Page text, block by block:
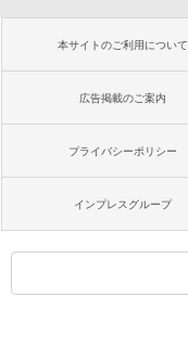
本サイトのご利用について
広告掲載のご案内
プライバシーポリシー
インプレスグループ